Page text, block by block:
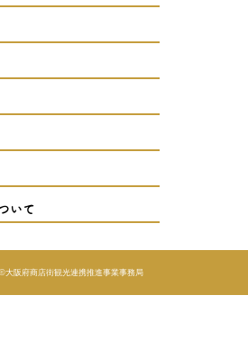
いて
大阪府商店街観光連携推進事業事務局